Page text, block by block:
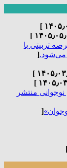
تربیتی با
می‌شود.[
منتشر
[